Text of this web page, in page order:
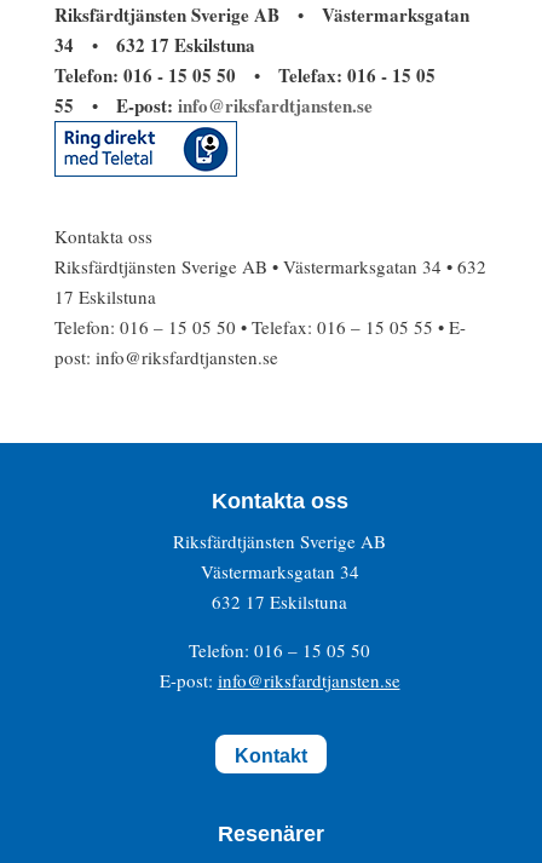
Riksfärdtjänsten Sverige AB• Västermarksgatan
34 • 632 17 Eskilstuna
Telefon: 016 - 15 05 50 • Telefax: 016 - 15 05
55 • E-post: info@riksfardtjansten.se
Kontakta oss
Riksfärdtjänsten Sverige AB • Västermarksgatan 34 • 632
17 Eskilstuna
Telefon: 016 – 15 05 50 • Telefax: 016 – 15 05 55 • E-
post: info@riksfardtjansten.se
Kontakta oss
Riksfärdtjänsten Sverige AB
Västermarksgatan 34
632 17 Eskilstuna
Telefon: 016 – 15 05 50
E-post: info@riksfardtjansten.se
Kontakt
Resenärer